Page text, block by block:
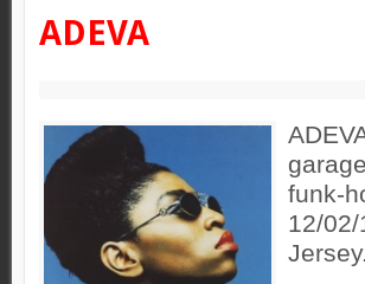
ADEVA
funk-
12/